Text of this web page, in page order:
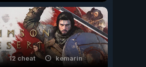
12 cheat kemarin